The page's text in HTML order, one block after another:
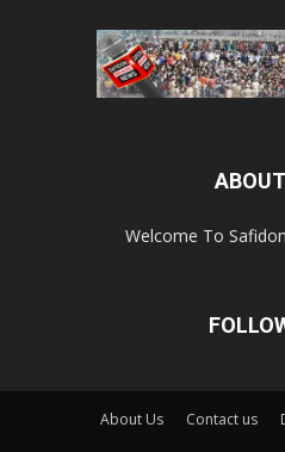
Welcome To
About Us Contact us